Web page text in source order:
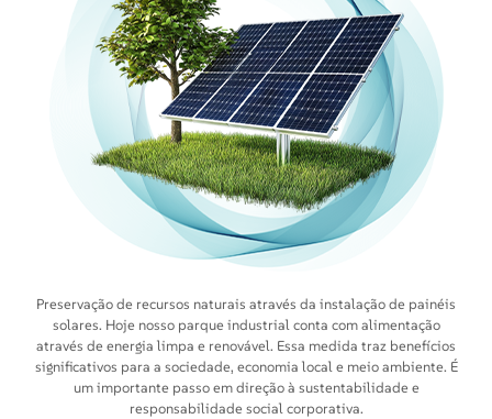
Preservação de recursos naturais através da instalação de painéis
solares. Hoje nosso parque industrial conta com alimentação
através de energia limpa e renovável. Essa medida traz benefícios
significativos para a sociedade, economia local e meio ambiente. É
um importante passo em direção à sustentabilidade e
responsabilidade social corporativa.